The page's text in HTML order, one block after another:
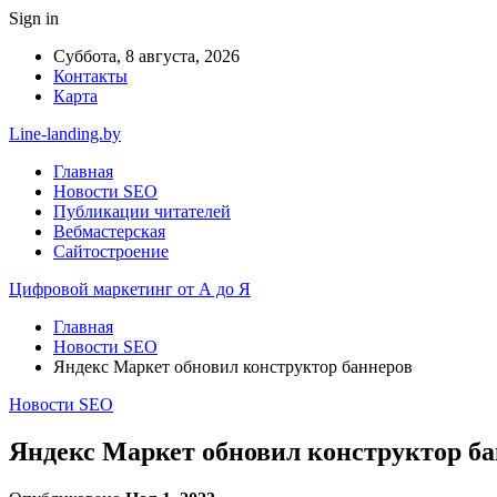
Sign in
Суббота, 8 августа, 2026
Контакты
Карта
Line-landing.by
Главная
Новости SEO
Публикации читателей
Вебмастерская
Сайтостроение
Цифровой маркетинг от А до Я
Главная
Новости SEO
Яндекс Маркет обновил конструктор баннеров
Новости SEO
Яндекс Маркет обновил конструктор